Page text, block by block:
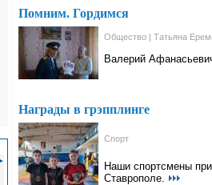
Помним. Гордимся
Общество | Татьяна
Валерий
Награды в грэпплинге
Спорт
Наши спортсмены
Ставрополе.